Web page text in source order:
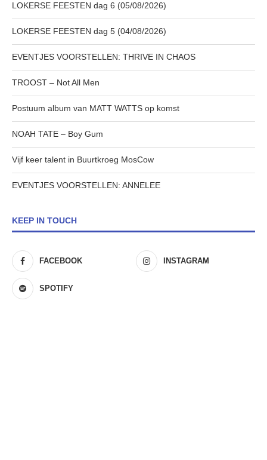
LOKERSE FEESTEN dag 6 (05/08/2026)
LOKERSE FEESTEN dag 5 (04/08/2026)
EVENTJES VOORSTELLEN: THRIVE IN CHAOS
TROOST – Not All Men
Postuum album van MATT WATTS op komst
NOAH TATE – Boy Gum
Vijf keer talent in Buurtkroeg MosCow
EVENTJES VOORSTELLEN: ANNELEE
KEEP IN TOUCH
FACEBOOK INSTAGRAM
SPOTIFY